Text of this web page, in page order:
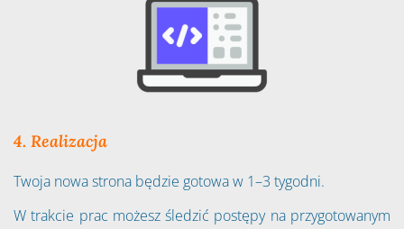
4. Realizacja
Twoja nowa strona będzie gotowa w 1–3 tygodni.
W trakcie prac możesz śledzić postępy na przygotowanym